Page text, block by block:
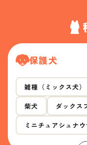
保護犬
雑種（ミックス犬）
柴犬 ダックス
ミニチュアシュナ